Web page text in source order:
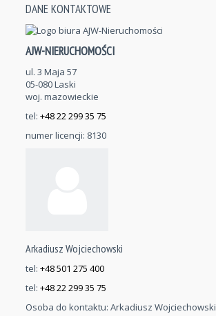
DANE KONTAKTOWE
AJW-NIERUCHOMOŚCI
ul. 3 Maja 57
05-080 Laski
woj. mazowieckie
tel: +48 22 299 35 75
numer licencji: 8130
Arkadiusz Wojciechowski
tel: +48 501 275 400
tel: +48 22 299 35 75
Osoba do kontaktu: Arkadiusz Wojciechowski